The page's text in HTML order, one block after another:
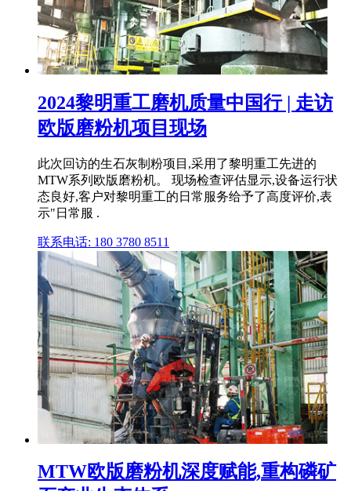
2024黎明重工磨机质量中国行 | 走访
欧版磨粉机项目现场
此次回访的生石灰制粉项目,采用了黎明重工先进的
MTW系列欧版磨粉机。 现场检查评估显示,设备运行状
态良好,客户对黎明重工的日常服务给予了高度评价,表
示"日常服 .
联系电话: 180 3780 8511
MTW欧版磨粉机深度赋能,重构磷矿